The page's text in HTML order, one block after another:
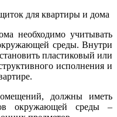
необходимо учитывать
среды. Внутри
пластиковый или
исполнения и
должны иметь
окружающей среды –